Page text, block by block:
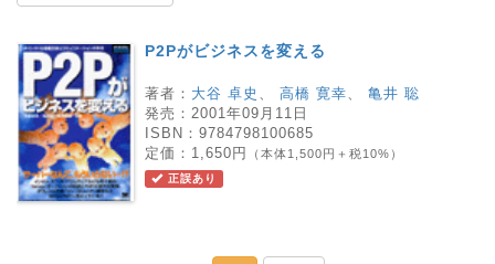
P2Pがビジネスを変える
著者： 大谷 卓史 高橋 寛幸
亀井 聡
発売： 2001年09月11日
ISBN： 9784798100685
定価： 1,650円 （本体1,500円＋税10%）
正誤あり